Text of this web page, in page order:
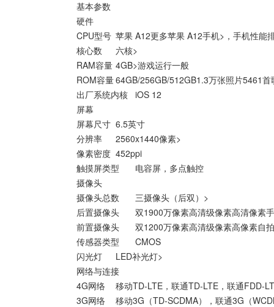
基本参数
硬件
CPU型号 苹果 A12更多苹果 A12手机>，手机性能
核心数
六核>
RAM容量 4GB>游戏运行一般
ROM容量64GB/256GB/512GB1.3万张照片5461首
出厂系统内核 iOS 12
屏幕
屏幕尺寸 6.5英寸
分辨率
2560x1440像素>
像素密度 452ppi
触摸屏类型
电容屏，多点触控
摄像头
摄像头总数
三摄像头（后双）>
后置摄像头
双1900万像素高清级像素高清像素
前置摄像头
双1200万像素高清级像素高像素自
传感器类型
CMOS
闪光灯
LED补光灯>
网络与连接
4G网络
移动TD-LTE，联通TD-LTE，联通FDD-
3G网络
移动3G（TD-SCDMA），联通3G（